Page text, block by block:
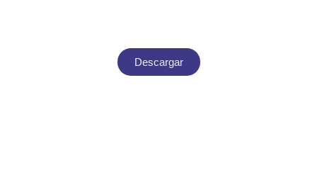
Descargar